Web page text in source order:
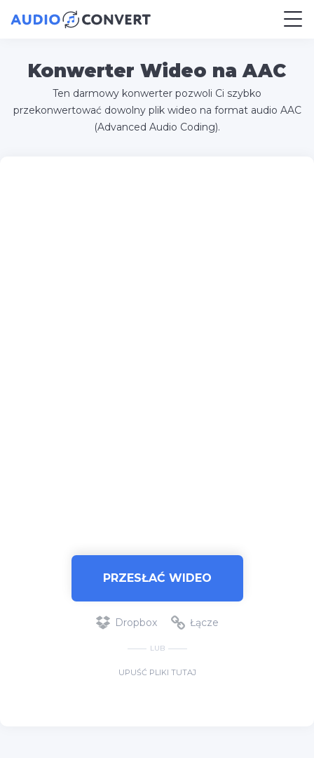
Konwerter Wideo na AAC
Ten darmowy konwerter pozwoli Ci szybko
przekonwertować dowolny plik wideo na format audio AAC
(Advanced Audio Coding).
PRZESŁAĆ WIDEO
Dropbox Łącze
LUB
UPUŚĆ PLIKI TUTAJ